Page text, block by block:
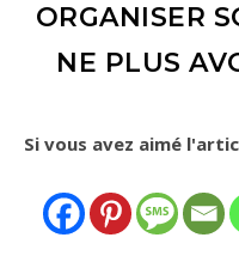
ORGANISER
NE PLUS
Si vous avez aimé